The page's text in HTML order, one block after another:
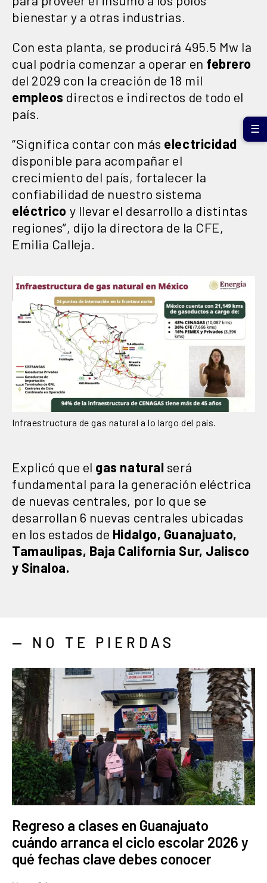
bienestar y a otras industrias.
Con esta planta, se producirá 495.5 Mw la
cual podría comenzar a operar en febrero
del 2029 con la creación de 18 mil
empleos directos e indirectos de todo el
país.
“Significa contar con más electricidad
disponible para acompañar el
crecimiento del país, fortalecer la
confiabilidad de nuestro sistema
eléctrico y llevar el desarrollo a distintas
regiones”, dijo la directora de la CFE,
Emilia Calleja.
Infraestructura de gas natural a lo largo del país.
Explicó que el gas natural será
fundamental para la generación eléctrica
de nuevas centrales, por lo que se
desarrollan 6 nuevas centrales ubicadas
en los estados de Hidalgo, Guanajuato,
Tamaulipas, Baja California Sur, Jalisco
y Sinaloa.
— NO TE PIERDAS
Regreso a clases en Guanajuato
cuándo arranca el ciclo escolar 2026 y
qué fechas clave debes conocer
☰